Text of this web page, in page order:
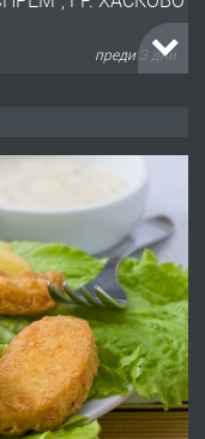
преди 3 дни
НА ГР.
преди 4 дни
наем
преди 4 дни